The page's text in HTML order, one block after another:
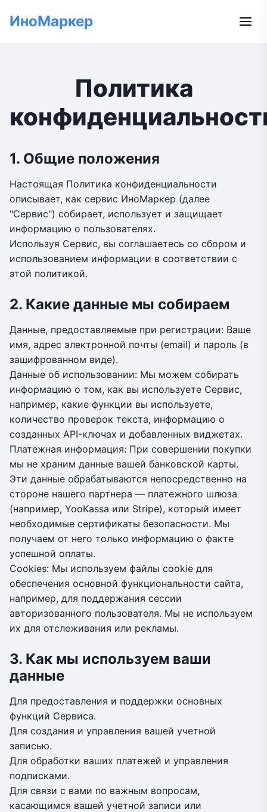
ИноМаркер
Политика
1. Общие положения
Настоящая Политика конфиденциальности
описывает, как сервис ИноМаркер (далее
"Сервис") собирает, использует и защищает
информацию о пользователях.
Используя Сервис, вы соглашаетесь со сбором и
использованием информации в соответствии с
этой политикой.
2. Какие данные мы собираем
Данные, предоставляемые при регистрации: Ваше
имя, адрес электронной почты (email) и пароль (в
зашифрованном виде).
Данные об использовании: Мы можем собирать
информацию о том, как вы используете Сервис,
например, какие функции вы используете,
количество проверок текста, информацию о
созданных API-ключах и добавленных виджетах.
Платежная информация: При совершении покупки
мы не храним данные вашей банковской карты.
Эти данные обрабатываются непосредственно на
стороне нашего партнера — платежного шлюза
(например, YooKassa или Stripe), который имеет
необходимые сертификаты безопасности. Мы
получаем от него только информацию о факте
успешной оплаты.
Cookies: Мы используем файлы cookie для
обеспечения основной функциональности сайта,
например, для поддержания сессии
авторизованного пользователя. Мы не используем
их для отслеживания или рекламы.
3. Как мы используем ваши
данные
Для предоставления и поддержки основных
функций Сервиса.
Для создания и управления вашей учетной
записью.
Для обработки ваших платежей и управления
подписками.
Для связи с вами по важным вопросам,
касающимся вашей учетной записи или